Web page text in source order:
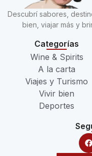
Descubrí sabores,
bien, viajar más y
Categorías
Wine & Spirits
A la carta
Viajes y Turismo
Vivir bien
Deportes